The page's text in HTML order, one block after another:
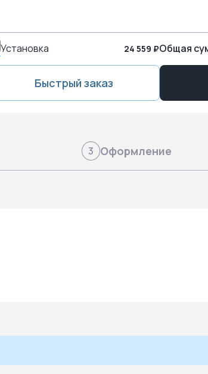
Установка 24 559 ₽Общая
Быстрый заказ
3 Оформление